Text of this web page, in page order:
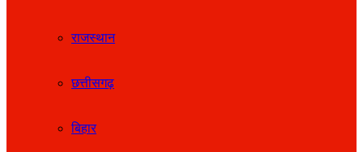
राजस्थान
छत्तीसगढ़
बिहार